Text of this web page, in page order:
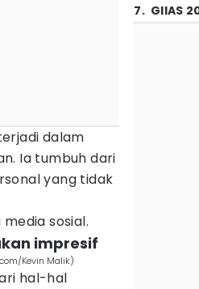
dalam
Ia tumbuh dari
yang tidak
sosial.
impresif
Kevin Malik)
hal-hal
7. GIIAS